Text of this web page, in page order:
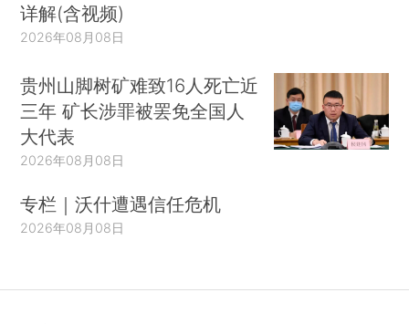
详解(含视频)
2026年08月08日
贵州山脚树矿难致16人死亡近
三年 矿长涉罪被罢免全国人
大代表
2026年08月08日
专栏｜沃什遭遇信任危机
2026年08月08日